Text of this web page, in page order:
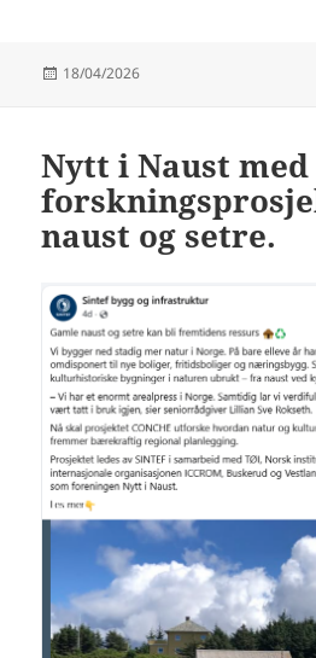
Publisert
18/04/2026
Nytt i Naust
naust og setre.